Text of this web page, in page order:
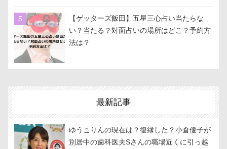
【ゲッターズ飯田】五星三心占い当たらな
い？当たる？対面占いの場所はどこ？予約方
法は？
最新記事
ゆうこりんの現在は？復縁した？小倉優子が
別居中の歯科医夫Sさんの職場近くに引っ越